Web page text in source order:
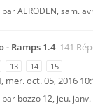
parAERODEN, sam.
- Ramps 1.4 141
13 14 15
, mer. oct. 05, 2016
par bozzo 12, jeu.